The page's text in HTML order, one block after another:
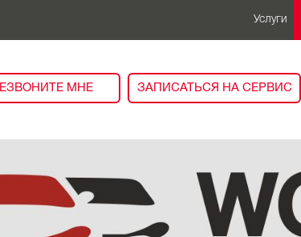
Услуги
МНЕ ЗАПИСАТЬСЯ НА СЕРВИС